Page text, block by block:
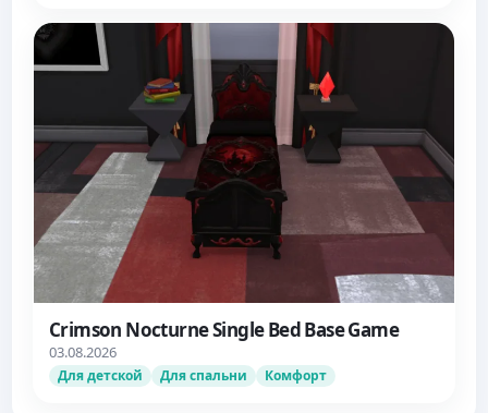
Crimson Nocturne Single Bed Base Game
03.08.2026
Для детской Для спальни Комфорт